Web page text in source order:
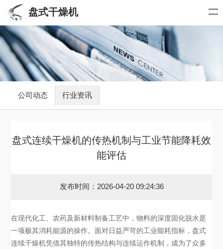
盘式干燥机
公司动态 行业资讯
盘式连续干燥机的传热机制与工业节能降耗效
能评估
发布时间：2026-04-20 09:24:36
在现代化工、农药及新材料制备工艺中，物料的深度固化脱水是
一项极其消耗能源的操作。面对日益严苛的工业能耗指标，盘式
连续干燥机凭借其独特的传热结构与连续运作机制，成为了众多